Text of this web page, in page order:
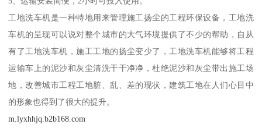
工地洗车机是一种特地用来管理施工扬尘的工程环保设备，工地洗
车机的呈现可以说对整个城市的大气环境提供了不少的帮助，自从
有了工地洗车机，施工工地的扬尘变少了，工地洗车机能够将工程
运输车上的泥沙和灰尘清洗干干净净，杜绝泥沙和灰尘带出施工场
地，改善城市工程工地脏、乱、差的现状，建筑工地在人们心目中
的形象也得到了很大的提升。
m.lyxhhjq.b2b168.com